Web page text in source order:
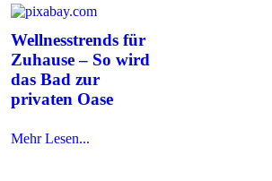
Wellnesstrends für
Zuhause – So wird
das Bad zur
privaten Oase
Mehr Lesen...